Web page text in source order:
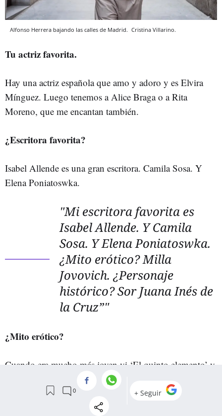
Alfonso Herrera bajando las calles de Madrid. Cristina Villarino.
Tu actriz favorita.
Hay una actriz española que amo y adoro y es Elvira
Mínguez. Luego tenemos a Alice Braga o a Rita
Moreno, que me encantan también.
¿Escritora favorita?
Isabel Allende es una gran escritora. Camila Sosa. Y
Elena Poniatoswka.
"Mi escritora favorita es
Isabel Allende. Y Camila
Sosa. Y Elena Poniatoswka.
¿Mito erótico? Milla
Jovovich. ¿Personaje
histórico? Sor Juana Inés de
la Cruz”"
¿Mito erótico?
Cuando era mucho más joven vi ‘El quinto elemento’ y
me acuerdo de que me impactó mucho ver a Milla
Jovovich, ¡una mujer muy hermosa…! Lo sigue siendo.